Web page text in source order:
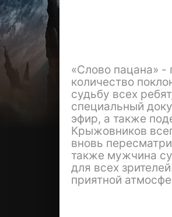
«Слово пацана» -
количество
судьбу всех
специальный
эфир, а также
Крыжовников
вновь
также мужчина
для всех
приятной